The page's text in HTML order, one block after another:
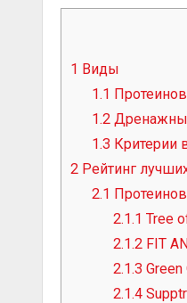
1 Виды
1.1
1.2
1.3 Критерии
2 Рейтинг
2.1
2.1.1 Tree
2.1.2 FIT
2.1.3 Green
2.1.4